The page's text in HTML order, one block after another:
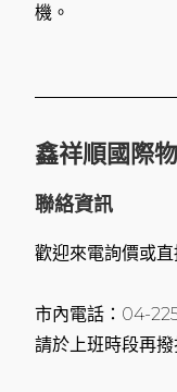
機。
鑫祥順國際
聯絡資訊
歡迎來電詢價或
市內電話：04-
請於上班時段再